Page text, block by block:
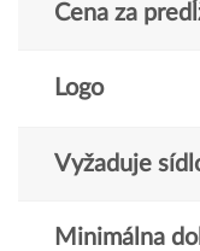
Cena za
Logo
Vyžaduje
Minimálna